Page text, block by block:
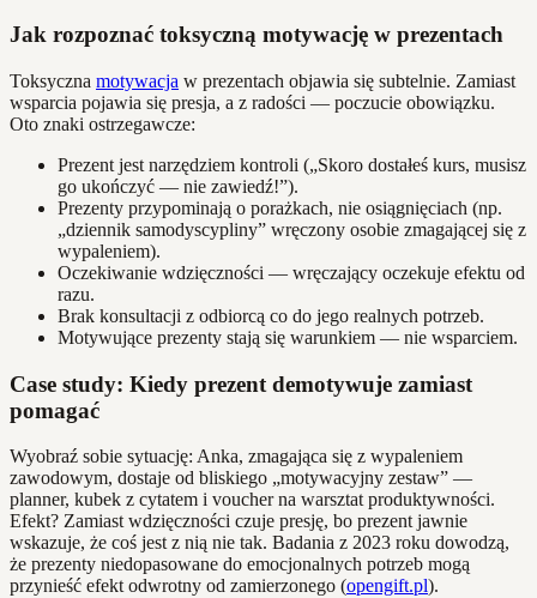
Jak rozpoznać toksyczną motywację w prezentach
Toksyczna motywacja w prezentach objawia się subtelnie. Zamiast
wsparcia pojawia się presja, a z radości — poczucie obowiązku.
Oto znaki ostrzegawcze:
Prezent jest narzędziem kontroli („Skoro dostałeś kurs, musisz
go ukończyć — nie zawiedź!”).
Prezenty przypominają o porażkach, nie osiągnięciach (np.
„dziennik samodyscypliny” wręczony osobie zmagającej się z
wypaleniem).
Oczekiwanie wdzięczności — wręczający oczekuje efektu od
razu.
Brak konsultacji z odbiorcą co do jego realnych potrzeb.
Motywujące prezenty stają się warunkiem — nie wsparciem.
Case study: Kiedy prezent demotywuje zamiast
pomagać
Wyobraź sobie sytuację: Anka, zmagająca się z wypaleniem
zawodowym, dostaje od bliskiego „motywacyjny zestaw” —
planner, kubek z cytatem i voucher na warsztat produktywności.
Efekt? Zamiast wdzięczności czuje presję, bo prezent jawnie
wskazuje, że coś jest z nią nie tak. Badania z 2023 roku dowodzą,
że prezenty niedopasowane do emocjonalnych potrzeb mogą
przynieść efekt odwrotny od zamierzonego (opengift.pl).